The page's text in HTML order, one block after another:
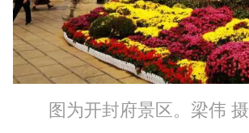
图为开封府景区。梁伟 摄